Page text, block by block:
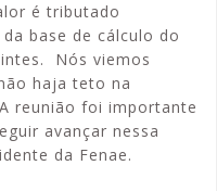
é tributado
base de cálculo do
Nós viemos
haja teto na
reunião foi importante
avançar nessa
da Fenae.